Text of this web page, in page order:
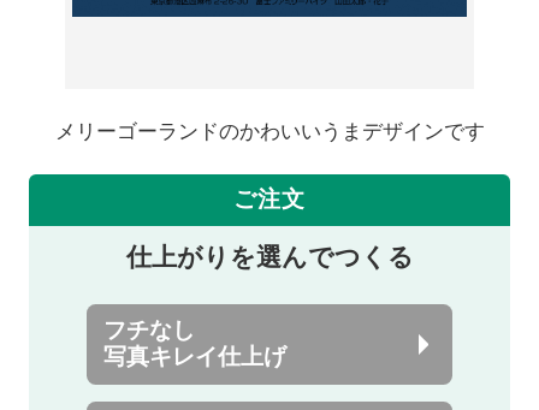
メリーゴーランドのかわいいうまデザインです
ご注文
仕上がりを選んでつくる
フチなし
写真キレイ仕上げ